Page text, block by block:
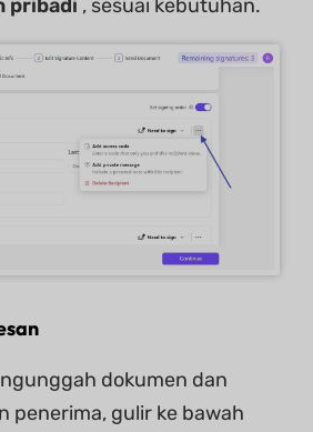
pribadi , sesuai kebutuhan.
dokumen dan
penerima, gulir ke bawah